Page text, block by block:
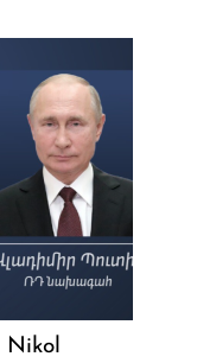
Nikol